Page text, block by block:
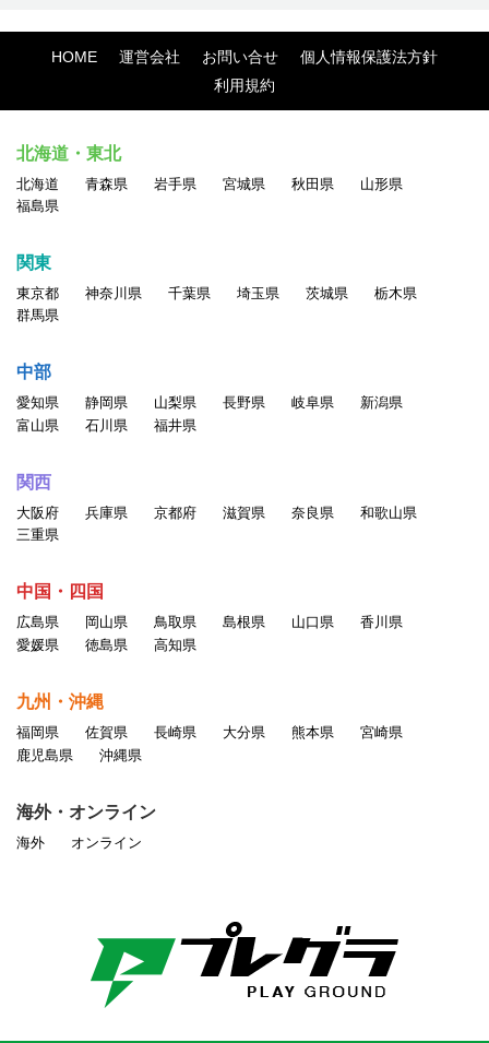
HOME 運営会社 お問い合せ
個人情報保護法方針
利用規約
北海道・東北
北海道 青森県 岩手県 宮城県 秋田県
山形県
福島県
関東
東京都 神奈川県 千葉県 埼玉県 茨城県
栃木県
群馬県
中部
愛知県 静岡県 山梨県 長野県 岐阜県
新潟県
富山県
石川県 福井県
関西
大阪府 兵庫県 京都府 滋賀県 奈良県
和歌山県
三重県
中国・四国
広島県 岡山県 鳥取県 島根県 山口県
香川県
愛媛県
徳島県 高知県
九州・沖縄
福岡県 佐賀県 長崎県 大分県 熊本県
宮崎県
鹿児島県
沖縄県
海外・オンライン
海外 オンライン